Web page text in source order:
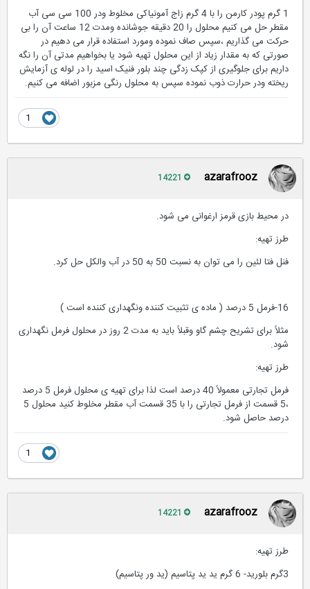
1 گرم پودر کارمن را با 4 گرم زاج آمونیاکی مخلوط ودر 100 سی سی آب
مقطر حل می کنیم محلول را 20 دقیقه جوشانده ومدت 12 ساعت آن را بی
حرکت می گذاریم ،سپس صاف نموده ومورد استفاده قرار می دهیم در
صورتی که به مقدار زیاد از این محلول تهیه شود یا بخواهیم مدتی آن را نگه
داریم برای جلوگیری از کپک زدگی چند بلور فنیک اسید را در لوله ی آزمایش
ریخته ودر حرارت ذوب نموده سپس به محلول رنگی مزبور اضافه می کنیم.
azarafrooz
در محیط بازی قرمز ارغوانی می شود.
طرز تهیه:
فنل فتا لئین را می توان به نسبت 50 به 50 در آب والکل حل کرد.
مثلاً برای تشریح چشم گاو وقبلاً باید به مدت 2 روز در محلول فرمل نگهداری
شود.
طرز تهیه:
فرمل تجارتی معمولاً 40 درصد است لذا برای تهیه ی محلول فرمل 5 درصد
،5 قسمت از فرمل تجارتی را با 35 قسمت آب مقطر مخلوط کنید محلول 5
درصد حاصل شود.
azarafrooz
طرز تهیه: